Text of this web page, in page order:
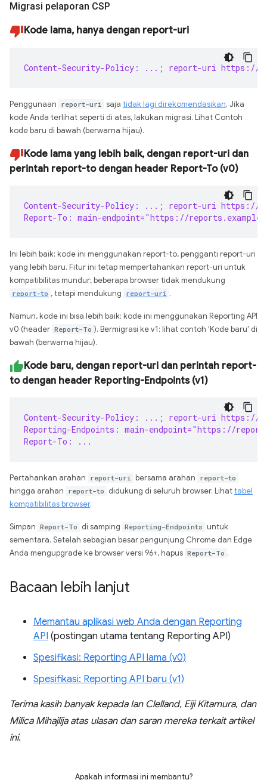
Migrasi pelaporan CSP
Kode lama, hanya dengan report-uri
Content-Security-Policy: ...; report-uri https://
Penggunaan report-uri saja tidak lagi direkomendasikan. Jika
kode Anda terlihat seperti di atas, lakukan migrasi. Lihat Contoh
kode baru di bawah (berwarna hijau).
Kode lama yang lebih baik, dengan report-uri dan
perintah report-to dengan header Report-To (v0)
Content-Security-Policy: ...; report-uri https://
Report-To: main-endpoint="https://reports.example/
Ini lebih baik: kode ini menggunakan report-to, pengganti report-uri
yang lebih baru. Fitur ini tetap mempertahankan report-uri untuk
kompatibilitas mundur; beberapa browser tidak mendukung
report-to , tetapi mendukung report-uri .
Namun, kode ini bisa lebih baik: kode ini menggunakan Reporting API
v0 (header Report-To ). Bermigrasi ke v1: lihat contoh 'Kode baru' di
bawah (berwarna hijau).
Kode baru, dengan report-uri dan perintah report-
to dengan header Reporting-Endpoints (v1)
Content-Security-Policy: ...; report-uri https://
Reporting-Endpoints: main-endpoint="https://
Report-To: ...
Pertahankan arahan report-uri bersama arahan report-to
hingga arahan report-to didukung di seluruh browser. Lihattabel
kompatibilitas browser.
Simpan Report-To di samping Reporting-Endpoints untuk
sementara. Setelah sebagian besar pengunjung Chrome dan Edge
Anda mengupgrade ke browser versi 96+, hapus Report-To .
Bacaan lebih lanjut
Memantau aplikasi web Anda dengan Reporting
API (postingan utama tentang Reporting API)
Spesifikasi: Reporting API lama (v0)
Spesifikasi: Reporting API baru (v1)
Terima kasih banyak kepada Ian Clelland, Eiji Kitamura, dan
Milica Mihajlija atas ulasan dan saran mereka terkait artikel
ini.
Apakah informasi ini membantu?